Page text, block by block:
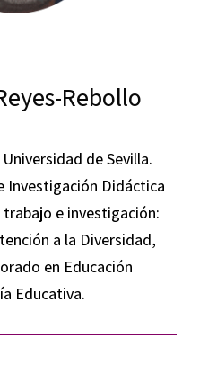
Rebollo
de Sevilla.
Investigación Didáctica
e investigación:
a la Diversidad,
en Educación
Educativa.